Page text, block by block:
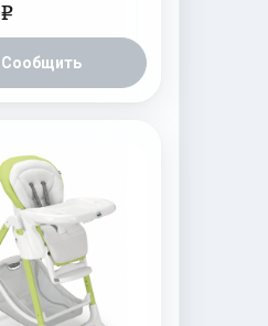
e
Сообщить